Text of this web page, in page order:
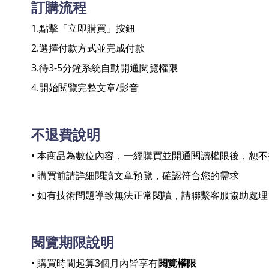
訂購流程
1.點擊「立即購買」按鈕
2.選擇付款方式並完成付款
3.待3-5分鐘系統自動開通閱覽權限
4.開始閱覽完整文章/影音
不退費說明
• 本商品為數位內容，一經購買並開通閱讀權限後，恕
• 購買前請詳細閱讀文章預覽，確認符合您的需求
• 如有技術問題導致無法正常閱讀，請聯繫客服協助處理
閱覽期限說明
• 購買時間起算3個月內皆享有閱覽權限